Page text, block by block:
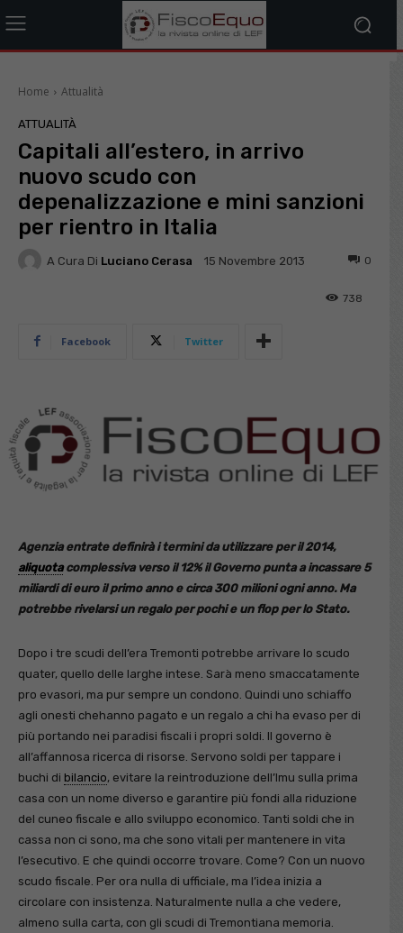
Home Attualità
ATTUALITÀ
Capitali all’estero, in arrivo
nuovo scudo con
depenalizzazione e mini sanzioni
per rientro in Italia
A Cura Di Luciano Cerasa 15 Novembre 2013 0
738
Facebook Twitter
Agenzia entrate definirà i termini da utilizzare per il 2014,
aliquotacomplessiva verso il 12% il Governo punta a incassare 5
miliardi di euro il primo anno e circa 300 milioni ogni anno. Ma
potrebbe rivelarsi un regalo per pochi e un flop per lo Stato.
Dopo i tre scudi dell’era Tremonti potrebbe arrivare lo scudo
quater, quello delle larghe intese. Sarà meno smaccatamente
pro evasori, ma pur sempre un condono. Quindi uno schiaffo
agli onesti chehanno pagato e un regalo a chi ha evaso per di
più portando nei paradisi fiscali i propri soldi. Il governo è
all’affannosa ricerca di risorse. Servono soldi per tappare i
buchi di bilancio, evitare la reintroduzione dell’Imu sulla prima
casa con un nome diverso e garantire più fondi alla riduzione
del cuneo fiscale e allo sviluppo economico. Tanti soldi che in
cassa non ci sono, ma che sono vitali per mantenere in vita
l’esecutivo. E che quindi occorre trovare. Come? Con un nuovo
scudo fiscale. Per ora nulla di ufficiale, ma l’idea inizia a
circolare con insistenza. Naturalmente nulla a che vedere,
almeno sulla carta, con gli scudi di Tremontiana memoria.